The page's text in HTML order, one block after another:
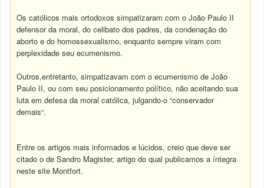
Os católicos mais ortodoxos simpatizaram com o João Paulo II
defensor da moral, do celibato dos padres, da condenação do
aborto e do homossexualismo, enquanto sempre viram com
perplexidade seu ecumenismo.
Outros,entretanto, simpatizavam com o ecumenismo de João
Paulo II, ou com seu posicionamento político, não aceitando sua
luta em defesa da moral católica, julgando-o “conservador
demais“.
Entre os artigos mais informados e lúcidos, creio que deve ser
citado o de Sandro Magister, artigo do qual publicamos a íntegra
neste site Montfort.